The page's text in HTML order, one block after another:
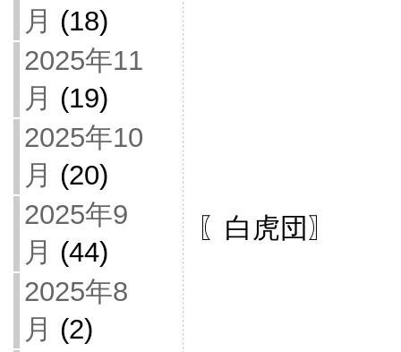
月 (18)
2025年11
月 (19)
2025年10
月 (20)
2025年9
月 (44)
2025年8
月 (2)
〖白虎団〗